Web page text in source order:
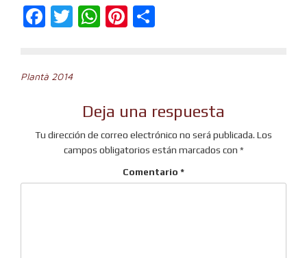
Facebook
Twitter
WhatsApp
Pinterest
Navegación
entradas
Plantà 2014
Deja una respuesta
Tu dirección de correo electrónico no será publicada. Los
campos obligatorios están marcados con *
Comentario *